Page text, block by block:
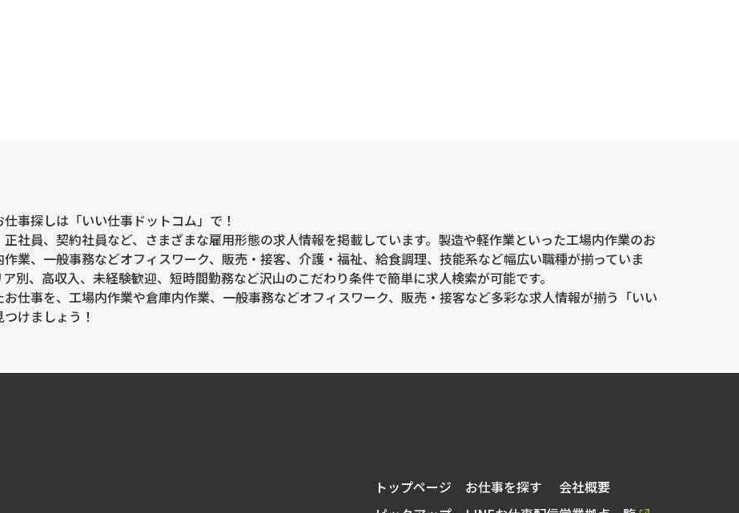
事探しは「いい仕事ドットコム」で！
社員、契約社員など、さまざまな雇用形態の求人情報を掲載しています。製造や軽作業といった工場内作業のお
業、一般事務などオフィスワーク、販売・接客、介護・福祉、給食調理、技能系など幅広い職種が揃っていま
別、高収入、未経験歓迎、短時間勤務など沢山のこだわり条件で簡単に求人検索が可能です。
仕事を、工場内作業や倉庫内作業、一般事務などオフィスワーク、販売・接客など多彩な求人情報が揃う「いい
けましょう！
トップページ
お仕事を探す
会社概要